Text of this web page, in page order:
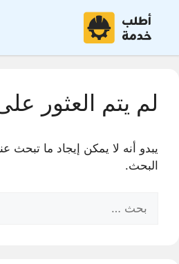
المحتوى
لم يتم العثور
يبدو أنه لا يمكن إيجاد ما تبحث
البحث.
عن: